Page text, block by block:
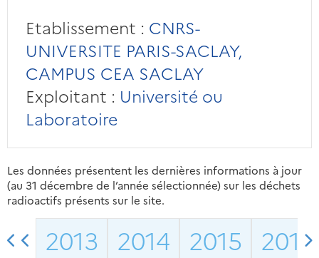
Etablissement : CNRS-
UNIVERSITE PARIS-SACLAY,
CAMPUS CEA SACLAY
Exploitant : Université ou
Laboratoire
Les données présentent les dernières informations à jour
(au 31 décembre de l’année sélectionnée) sur les déchets
radioactifs présents sur le site.
2013 2014 2015 2016